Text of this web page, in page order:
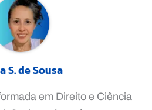
S. de Sousa
em Direito e Ciência